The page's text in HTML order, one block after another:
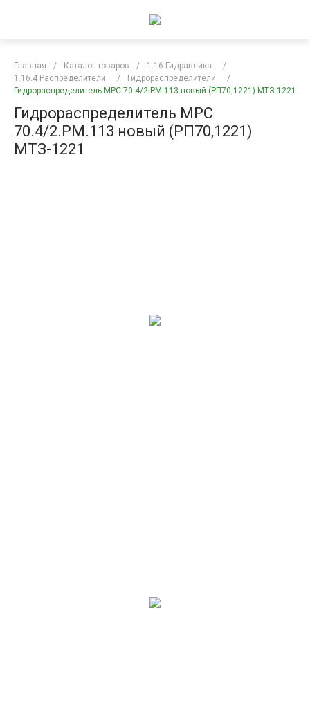
Главная / Каталог товаров / 1.16 Гидравлика
/
1.16.4 Распределители
/ Гидрораспределители
/
Гидрораспределитель МРС 70.4/2.РМ.113 новый (РП70,1221) МТЗ-1221
Гидрораспределитель МРС
70.4/2.РМ.113 новый (РП70,1221)
МТЗ-1221